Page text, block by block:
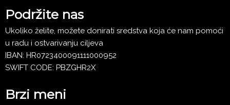
Podržite nas
Ukoliko želite, možete donirati sredstva koja će nam pomoći
u radu i ostvarivanju ciljeva
IBAN: HR0723400091111000952
SWIFT CODE: PBZGHR2X
Brzi meni